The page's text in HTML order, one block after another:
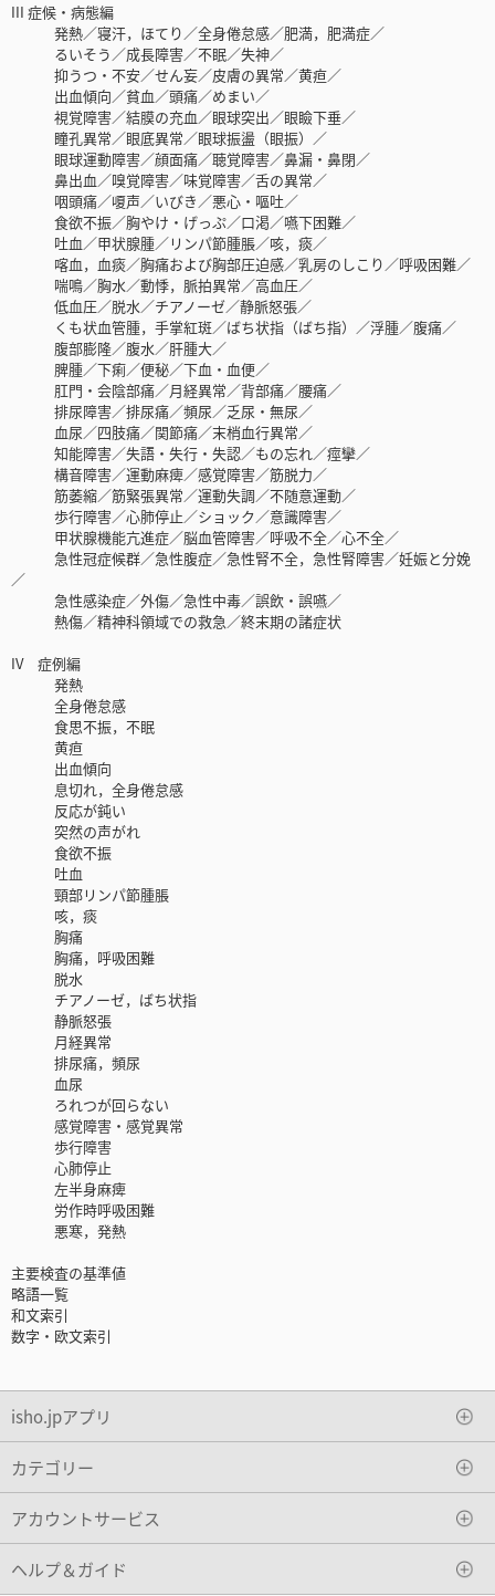
III 症候・病態編
発熱／寝汗，ほてり／全身倦怠感／肥満，肥満症／
るいそう／成長障害／不眠／失神／
抑うつ・不安／せん妄／皮膚の異常／黄疸／
出血傾向／貧血／頭痛／めまい／
視覚障害／結膜の充血／眼球突出／眼瞼下垂／
瞳孔異常／眼底異常／眼球振盪（眼振）／
眼球運動障害／顔面痛／聴覚障害／鼻漏・鼻閉／
鼻出血／嗅覚障害／味覚障害／舌の異常／
咽頭痛／嗄声／いびき／悪心・嘔吐／
食欲不振／胸やけ・げっぷ／口渇／嚥下困難／
吐血／甲状腺腫／リンパ節腫脹／咳，痰／
喀血，血痰／胸痛および胸部圧迫感／乳房のしこり／呼吸困難／
喘鳴／胸水／動悸，脈拍異常／高血圧／
低血圧／脱水／チアノーゼ／静脈怒張／
くも状血管腫，手掌紅斑／ばち状指（ばち指）／浮腫／腹痛／
腹部膨隆／腹水／肝腫大／
脾腫／下痢／便秘／下血・血便／
肛門・会陰部痛／月経異常／背部痛／腰痛／
排尿障害／排尿痛／頻尿／乏尿・無尿／
血尿／四肢痛／関節痛／末梢血行異常／
知能障害／失語・失行・失認／もの忘れ／痙攣／
構音障害／運動麻痺／感覚障害／筋脱力／
筋萎縮／筋緊張異常／運動失調／不随意運動／
歩行障害／心肺停止／ショック／意識障害／
甲状腺機能亢進症／脳血管障害／呼吸不全／心不全／
急性冠症候群／急性腹症／急性腎不全，急性腎障害／妊娠と分娩
／
急性感染症／外傷／急性中毒／誤飲・誤嚥／
熱傷／精神科領域での救急／終末期の諸症状
IV 症例編
発熱
全身倦怠感
食思不振，不眠
黄疸
出血傾向
息切れ，全身倦怠感
反応が鈍い
突然の声がれ
食欲不振
吐血
頸部リンパ節腫脹
咳，痰
胸痛
胸痛，呼吸困難
脱水
チアノーゼ，ばち状指
静脈怒張
月経異常
排尿痛，頻尿
血尿
ろれつが回らない
感覚障害・感覚異常
歩行障害
心肺停止
左半身麻痺
労作時呼吸困難
悪寒，発熱
主要検査の基準値
略語一覧
和文索引
数字・欧文索引
isho.jpアプリ
カテゴリー
アカウントサービス
ヘルプ＆ガイド